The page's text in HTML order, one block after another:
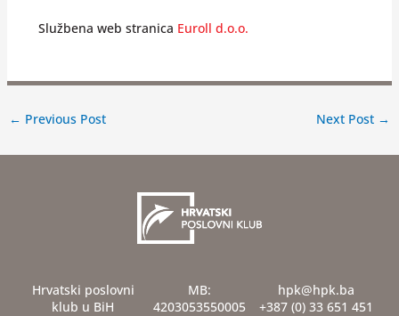
Službena web stranica Euroll d.o.o.
← Previous Post Next Post →
Hrvatski poslovni
klub u BiH
MB:
4203053550005
hpk@hpk.ba
+387 (0) 33 651 451